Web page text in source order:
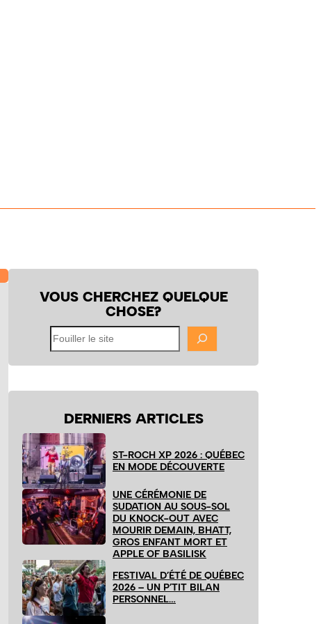
VOUS CHERCHEZ QUELQUE
CHOSE?
Fouiller
le
site
DERNIERS ARTICLES
ST-ROCH XP 2026 : QUÉBEC
EN MODE DÉCOUVERTE
UNE CÉRÉMONIE DE
SUDATION AU SOUS-SOL
DU KNOCK-OUT AVEC
MOURIR DEMAIN, BHATT,
GROS ENFANT MORT ET
APPLE OF BASILISK
FESTIVAL D’ÉTÉ DE QUÉBEC
2026 – UN P’TIT BILAN
PERSONNEL…